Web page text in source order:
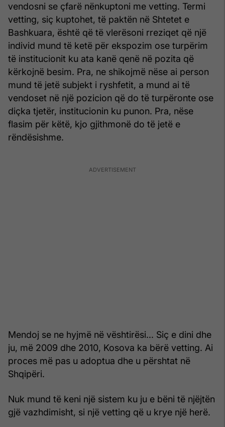
vendosni se çfarë nënkuptoni me vetting. Termi
vetting, siç kuptohet, të paktën në Shtetet e
Bashkuara, është që të vlerësoni rreziqet që një
individ mund të ketë për ekspozim ose turpërim
të institucionit ku ata kanë qenë në pozita që
kërkojnë besim. Pra, ne shikojmë nëse ai person
mund të jetë subjekt i ryshfetit, a mund ai të
vendoset në një pozicion që do të turpëronte ose
diçka tjetër, institucionin ku punon. Pra, nëse
flasim për këtë, kjo gjithmonë do të jetë e
rëndësishme.
Mendoj se ne hyjmë në vështirësi... Siç e dini dhe
ju, më 2009 dhe 2010, Kosova ka bërë vetting. Ai
proces më pas u adoptua dhe u përshtat në
Shqipëri.
Nuk mund të keni një sistem ku ju e bëni të njëjtën
gjë vazhdimisht, si një vetting që u krye një herë.